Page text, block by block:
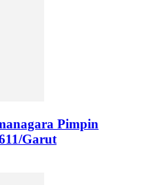
Pimpin
Garut